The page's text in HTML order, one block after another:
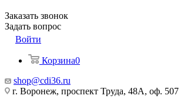
Заказать звонок
Задать вопрос
Войти
Корзина0
shop@cdi36.ru
г. Воронеж, проспект Труда, 48А, оф. 507